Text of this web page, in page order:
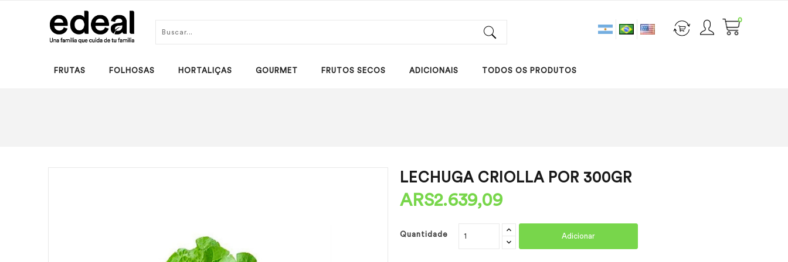
0
FRUTAS FOLHOSAS HORTALIÇAS GOURMET FRUTOS SECOS ADICIONAIS TODOS OS PRODUTOS
LECHUGA CRIOLLA POR 300GR
ARS2.639,09
Quantidade Adicionar